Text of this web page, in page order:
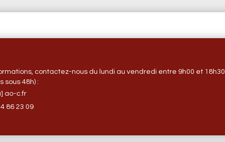
contactez-nous du lundi au vendredi entre 9h00 et 18h30
sous 48h) :
ao-c.fr
86 23 09